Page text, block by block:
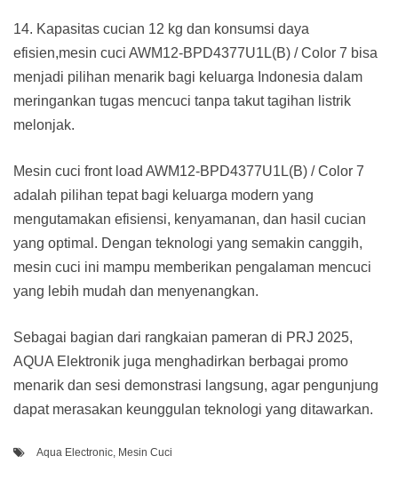
14. Kapasitas cucian 12 kg dan konsumsi daya
efisien,mesin cuci AWM12-BPD4377U1L(B) / Color 7 bisa
menjadi pilihan menarik bagi keluarga Indonesia dalam
meringankan tugas mencuci tanpa takut tagihan listrik
melonjak.
Mesin cuci front load AWM12-BPD4377U1L(B) / Color 7
adalah pilihan tepat bagi keluarga modern yang
mengutamakan efisiensi, kenyamanan, dan hasil cucian
yang optimal. Dengan teknologi yang semakin canggih,
mesin cuci ini mampu memberikan pengalaman mencuci
yang lebih mudah dan menyenangkan.
Sebagai bagian dari rangkaian pameran di PRJ 2025,
AQUA Elektronik juga menghadirkan berbagai promo
menarik dan sesi demonstrasi langsung, agar pengunjung
dapat merasakan keunggulan teknologi yang ditawarkan.
Aqua Electronic Mesin Cuci